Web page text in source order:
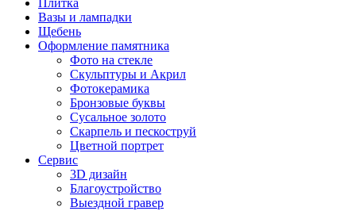
Плитка
Вазы и лампадки
Щебень
Оформление памятника
Фото на стекле
Скульптуры и Акрил
Фотокерамика
Бронзовые буквы
Сусальное золото
Скарпель и пескоструй
Цветной портрет
Сервис
3D дизайн
Благоустройство
Выездной гравер